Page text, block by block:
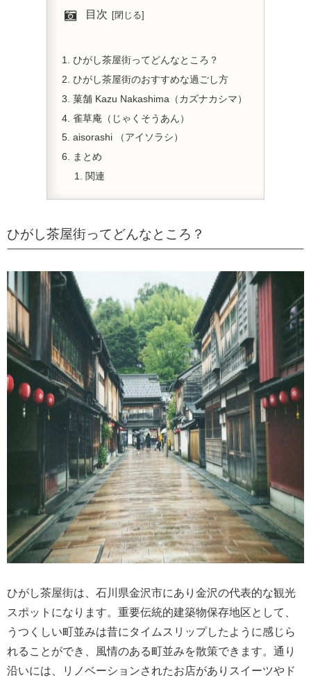
目次
ひがし茶屋街ってどんなところ？
ひがし茶屋街のおすすめな過ごし方
菓舗 Kazu Nakashima（カズナカシマ）
雀草庵（じゃくそうあん）
aisorashi （アイソラシ）
まとめ
関連
ひがし茶屋街ってどんなところ？
ひがし茶屋街は、石川県金沢市にあり金沢の代表的な観光
スポットになります。重要伝統的建築物保存地区として、
うつくしい町並みは昔にタイムスリップしたように感じら
れることができ、風情のある町並みを散策できます。通り
沿いには、リノベーションされたお店がありスイーツやド